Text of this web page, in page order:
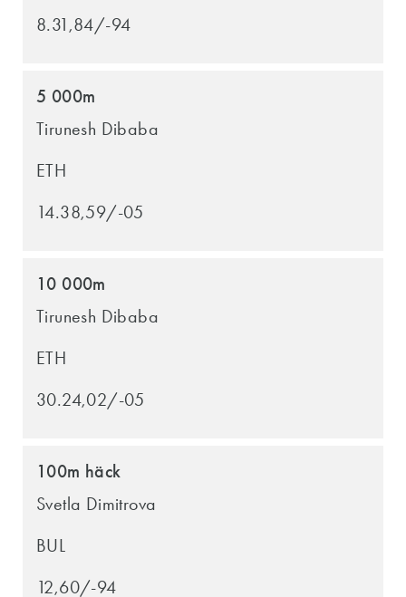
8.31,84/-94
5 000m
Tirunesh Dibaba
ETH
14.38,59/-05
10 000m
Tirunesh Dibaba
ETH
30.24,02/-05
100m häck
Svetla Dimitrova
BUL
12,60/-94